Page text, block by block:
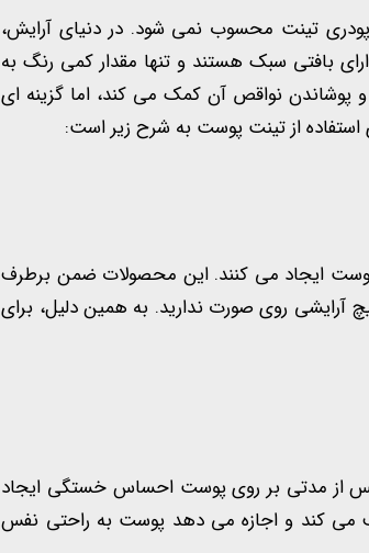
تینت محسوب نمی شود. در دنیای آرایش،
بافتی سبک هستند و تنها مقدار کمی رنگ به
نواقص آن کمک می کند، اما گزینه ای
از تینت پوست به شرح زیر است:
ایجاد می کنند. این محصولات ضمن برطرف
روی صورت ندارید. به همین دلیل، برای
پس از مدتی بر روی پوست احساس خستگی ایجاد
می کند و اجازه می دهد پوست به راحتی نفس